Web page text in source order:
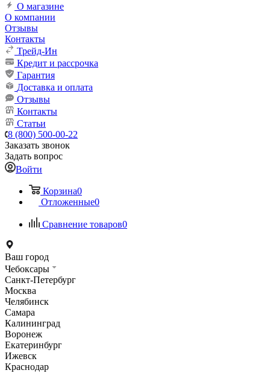
О магазине
О компании
Отзывы
Контакты
Трейд-Ин
Кредит и рассрочка
Гарантия
Доставка и оплата
Отзывы
Контакты
Статьи
8 (800) 500-00-22
Заказать звонок
Задать вопрос
Войти
Корзина0
Отложенные0
Сравнение товаров0
Ваш город
Чебоксары
Санкт-Петербург
Москва
Челябинск
Самара
Калининград
Воронеж
Екатеринбург
Ижевск
Краснодар